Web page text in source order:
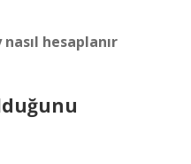
hesaplanır